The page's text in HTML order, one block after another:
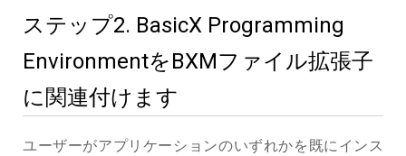
ステップ2. BasicX Programming
EnvironmentをBXMファイル拡張子
に関連付けます
ユーザーがアプリケーションのいずれかを既にインス